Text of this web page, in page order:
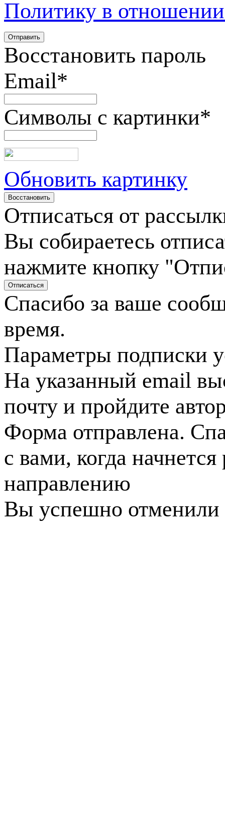
Политику в
Восстановить пароль
Email*
Символы с картинки*
Обновить картинку
Отписаться от
Вы собираетесь
нажмите кнопку
Спасибо за ваше
время.
Параметры подписки
На указанный email
почту и пройдите
Форма отправлена.
с вами, когда
направлению
Вы успешно отменили